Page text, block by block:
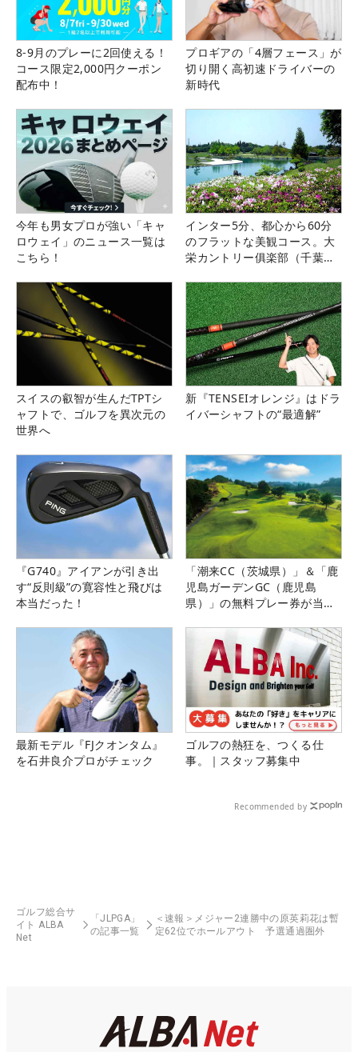
8-9月のプレーに2回使える！
コース限定2,000円クーポン
配布中！
プロギアの「4層フェース」が
切り開く高初速ドライバーの
新時代
今年も男女プロが強い「キャ
ロウェイ」のニュース一覧は
こちら！
インター5分、都心から60分
のフラットな美観コース。大
栄カントリー俱楽部（千葉
スイスの叡智が生んだTPTシ
ャフトで、ゴルフを異次元の
世界へ
新『TENSEIオレンジ』はドラ
イバーシャフトの“最適解”
『G740』アイアンが引き出
す“反則級”の寛容性と飛びは
本当だった！
「潮来CC（茨城県）」＆「鹿
児島ガーデンGC（鹿児島
県）」の無料プレー券が当た
最新モデル『FJクオンタム』
を石井良介プロがチェック
ゴルフの熱狂を、つくる仕
事。｜スタッフ募集中
Recommended by
ゴルフ総合サ
イト ALBA
Net
「JLPGA」
の記事一覧
＜速報＞メジャー2連勝中の原英莉花は暫
定62位でホールアウト 予選通過圏外